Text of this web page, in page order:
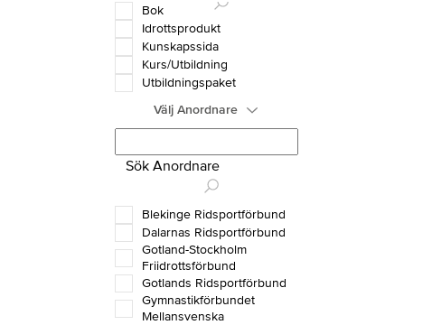
Bok
Idrottsprodukt
Kunskapssida
Kurs/Utbildning
Utbildningspaket
Välj Anordnare
Sök Anordnare
Blekinge Ridsportförbund
Dalarnas Ridsportförbund
Gotland-Stockholm
Friidrottsförbund
Gotlands Ridsportförbund
Gymnastikförbundet
Mellansvenska